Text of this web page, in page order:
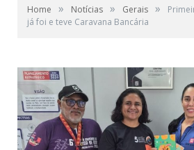
Home » Notícias » Gerais »
já foi e teve Caravana Bancária